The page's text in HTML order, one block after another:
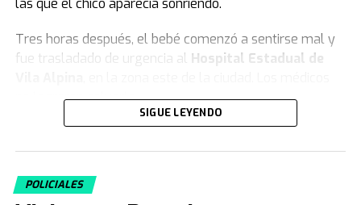
las que el chico aparecía sonriendo.
Tres horas después, el bebé comenzó a sentirse mal y
fue trasladado de urgencia al Hospital Estadual de
no lograron salvarlo.
El informe forense y la declaración de la
Según las primeras pericias forenses, el pequeño Dante
SIGUE LEYENDO
POLICIALES